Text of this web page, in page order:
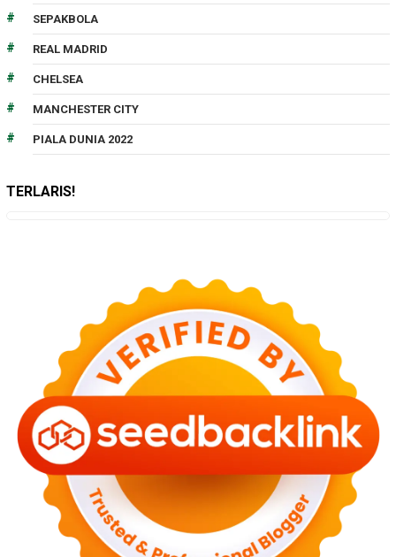
SEPAKBOLA
REAL MADRID
CHELSEA
MANCHESTER CITY
PIALA DUNIA 2022
TERLARIS!